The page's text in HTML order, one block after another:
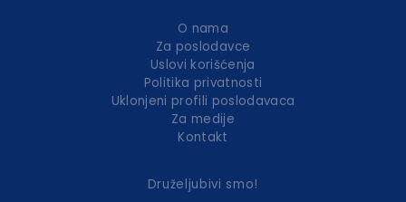
O nama
Za poslodavce
Uslovi korišćenja
Politika privatnosti
Uklonjeni profili poslodavaca
Za medije
Kontakt
Druželjubivi smo!